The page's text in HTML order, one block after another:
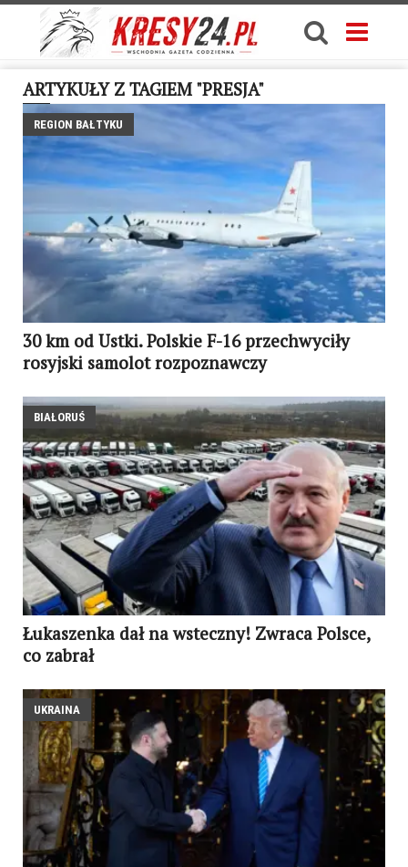
ARTYKUŁY Z TAGIEM "PRESJA"
REGION BAŁTYKU
30 km od Ustki. Polskie F-16 przechwyciły
rosyjski samolot rozpoznawczy
BIAŁORUŚ
Łukaszenka dał na wsteczny! Zwraca Polsce,
co zabrał
UKRAINA